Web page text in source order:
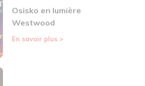
Osisko en lumière
Westwood
En savoir plus >